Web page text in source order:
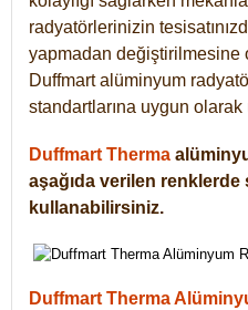
radyatörlerinizin
yapmadan değiştirilmesine
Duffmart alüminyum
standartlarına uygun olarak
Duffmart Therma
aşağıda verilen renklerde
kullanabilirsiniz.
Duffmart Therma